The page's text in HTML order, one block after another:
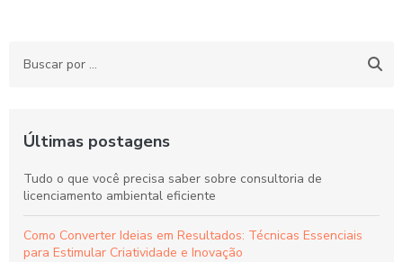
Últimas postagens
Tudo o que você precisa saber sobre consultoria de
licenciamento ambiental eficiente
Como Converter Ideias em Resultados: Técnicas Essenciais
para Estimular Criatividade e Inovação